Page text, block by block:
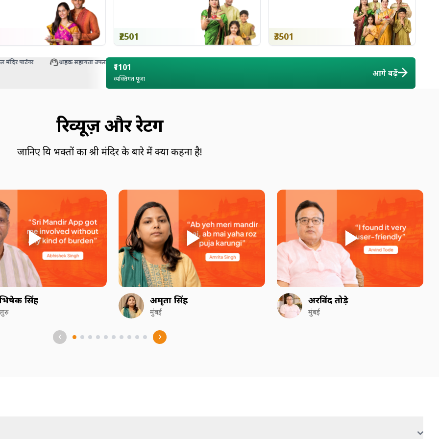
₹2501 ₹3501
पार्टनर ग्राहक सहायता उपलब्ध ₹1101
व्यक्तिगत पूजा
आगे बढ़ें
रिव्यूज़ और रेटिंग
जानिए प्रिय भक्तों का श्री मंदिर के बारे में क्या कहना है!
सिंह अमृता सिंह
मुंबई
अरविंद तोड़े
मुंबई